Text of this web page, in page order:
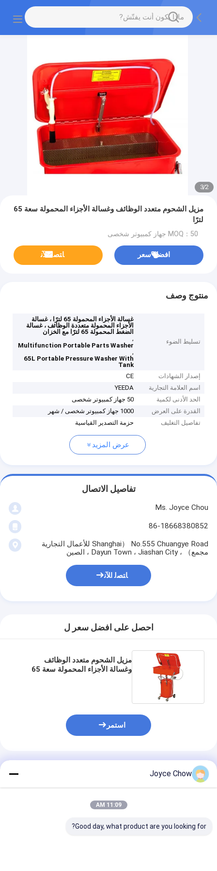
2
/
3
مزيل الشحوم متعدد الوظائف وغسالة الأجزاء المحمولة سعة 65
لترًا
MOQ：50 جهاز كمبيوتر شخصى
افضل سعر ﺎﺘﺼﻟ ﺍﻶﻧ
منتوج وصف
تسليط الضوء
غسالة الأجزاء المحمولة 65 لترًا ، غسالة
الأجزاء المحمولة متعددة الوظائف ، غسالة
الضغط المحمولة 65 لترًا مع الخزان
,
Multifunction Portable Parts Washer
,
65L Portable Pressure Washer With
Tank
إصدار الشهادات
CE
اسم العلامة التجارية
YEEDA
الحد الأدنى لكمية
50 جهاز كمبيوتر شخصى
القدرة على العرض
1000 جهاز كمبيوتر شخصى / شهر
تفاصيل التغليف
حزمة التصدير القياسية
عرض المزيد
تفاصيل الاتصال
Ms. Joyce Chou
86-18668380852
No.555 Chuangye Road （Shanghai للأعمال التجارية
مجمع） ، Dayun Town ، Jiashan City ، الصين
ﺎﺘﺼﻟ ﺍﻶﻧ
احصل على افضل سعر ل
مزيل الشحوم متعدد الوظائف
وغسالة الأجزاء المحمولة سعة 65
استمر
المنتجات الموصى بها
Joyce Chow
11:09 AM
Good day, what product are you looking for?